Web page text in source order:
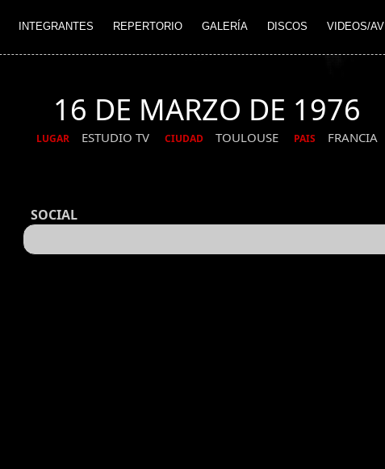
INTEGRANTES REPERTORIO GALERÍA DISCOS VIDEOS/AV
16 DE MARZO DE 1976
LUGAR ESTUDIO TV CIUDAD TOULOUSE PAIS FRANCIA
SOCIAL